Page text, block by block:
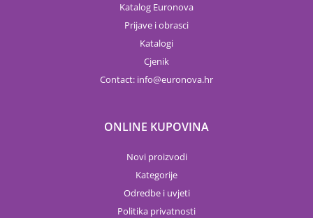
Katalog Euronova
Prijave i obrasci
Katalogi
Cjenik
Contact: info euronova.hr
ONLINE KUPOVINA
Novi proizvodi
Kategorije
Odredbe i uvjeti
Politika privatnosti